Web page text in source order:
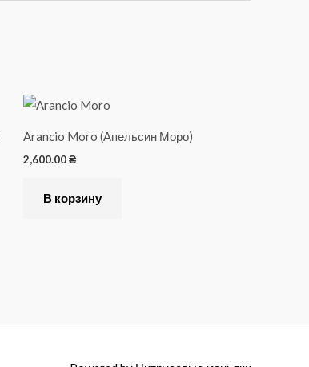
Arancio Moro (Апельсин Моро)
2,600.00₴
В корзину